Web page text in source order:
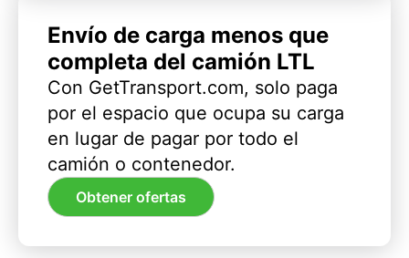
Envío de carga menos que
completa del camión LTL
Con GetTransport.com, solo paga
por el espacio que ocupa su carga
en lugar de pagar por todo el
camión o contenedor.
Obtener ofertas